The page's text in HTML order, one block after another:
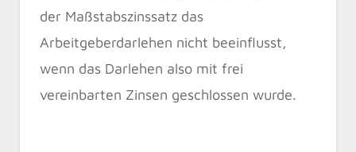
der Maßstabszinssatz das
Arbeitgeberdarlehen nicht beeinflusst,
wenn das Darlehen also mit frei
vereinbarten Zinsen geschlossen wurde.